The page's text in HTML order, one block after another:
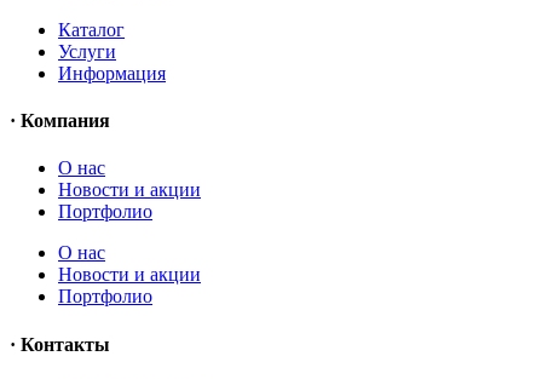
Каталог
Услуги
Информация
· Компания
O нас
Новости и акции
Портфолио
O нас
Новости и акции
Портфолио
· Контакты